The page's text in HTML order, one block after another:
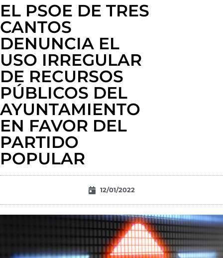
EL PSOE DE TRES
CANTOS
DENUNCIA EL
USO IRREGULAR
DE RECURSOS
PÚBLICOS DEL
AYUNTAMIENTO
EN FAVOR DEL
PARTIDO
POPULAR
12/01/2022